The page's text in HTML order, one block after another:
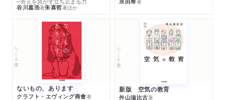
谷川嘉浩著朱喜哲著ほか
ちくま文庫
ないもの、あります
クラフト・エヴィング商會著
ちくま文庫
新版 空気の教育
外山滋比古著